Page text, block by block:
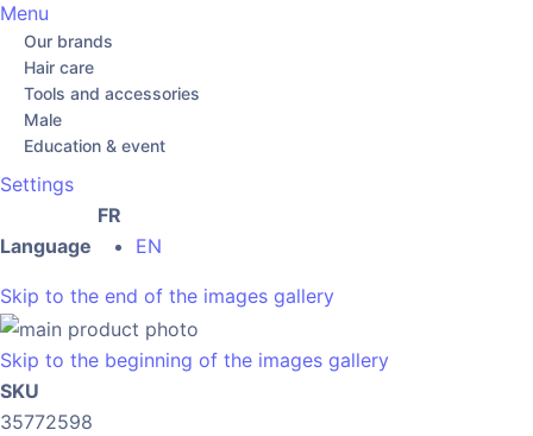
Menu
Our brands
Hair care
Tools and accessories
Male
Education & event
Settings
Language
FR
EN
Skip to the end of the images gallery
Skip to the beginning of the images gallery
SKU
35772598